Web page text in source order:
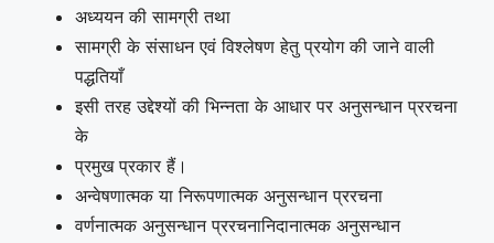
अध्ययन की सामग्री तथा
सामग्री के संसाधन एवं विश्लेषण हेतु प्रयोग की जाने वाली
पद्धतियाँ
इसी तरह उद्देश्यों की भिन्नता के आधार पर अनुसन्धान प्ररचना
के
प्रमुख प्रकार हैं।
अन्वेषणात्मक या निरूपणात्मक अनुसन्धान प्ररचना
वर्णनात्मक अनुसन्धान प्ररचनानिदानात्मक अनुसन्धान